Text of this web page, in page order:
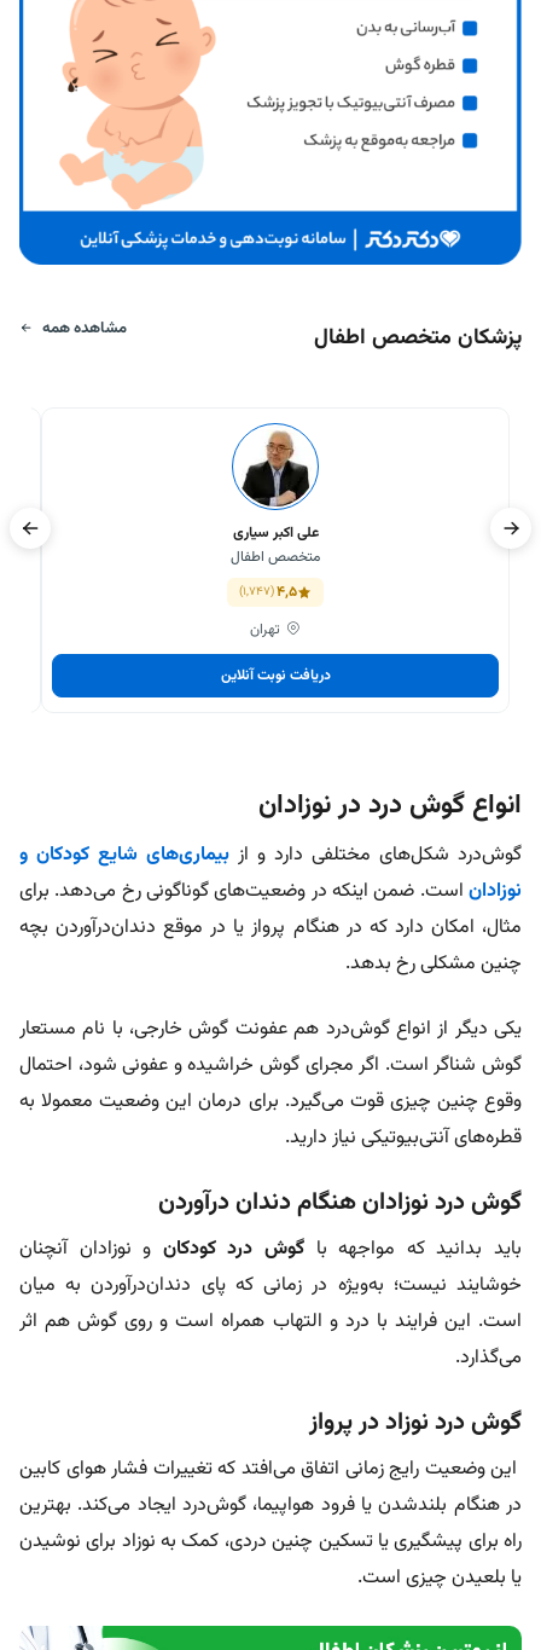
پزشکان متخصص اطفال مشاهده همه
علی اکبر سیاری
متخصص اطفال
4,5
(1,747)
تهران
دریافت نوبت آنلاین
انواع گوش درد در نوزادان
گوش‌درد شکل‌های مختلفی دارد و از بیماری‌های شایع کودکان و
نوزادان است. ضمن اینکه در وضعیت‌های گوناگونی رخ می‌دهد. برای
مثال، امکان دارد که در هنگام پرواز یا در موقع دندان‌درآوردن بچه
چنین مشکلی رخ بدهد.
یکی دیگر از انواع گوش‌درد هم عفونت گوش خارجی، با نام مستعار
گوش شناگر است. اگر مجرای گوش خراشیده و عفونی شود، احتمال
وقوع چنین چیزی قوت می‌گیرد. برای درمان این وضعیت معمولا به
قطره‌های آنتی‌بیوتیکی نیاز دارید.
گوش درد نوزادان هنگام دندان درآوردن
باید بدانید که مواجهه با گوش درد کودکان و نوزادان آنچنان
خوشایند نیست؛ به‌ویژه در زمانی که پای دندان‌درآوردن به میان
است. این فرایند با درد و التهاب همراه است و روی گوش هم اثر
می‌گذارد.
گوش درد نوزاد در پرواز
این وضعیت رایج زمانی اتفاق می‌افتد که تغییرات فشار هوای کابین
در هنگام بلندشدن یا فرود هواپیما، گوش‌درد ایجاد می‌کند. بهترین
راه برای پیشگیری یا تسکین چنین دردی، کمک به نوزاد برای نوشیدن
یا بلعیدن چیزی است.